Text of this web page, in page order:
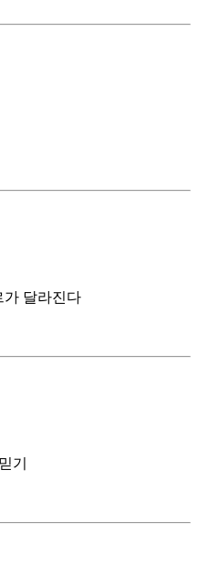
가 달라진다
기